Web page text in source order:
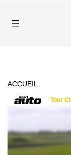
ACCUEIL